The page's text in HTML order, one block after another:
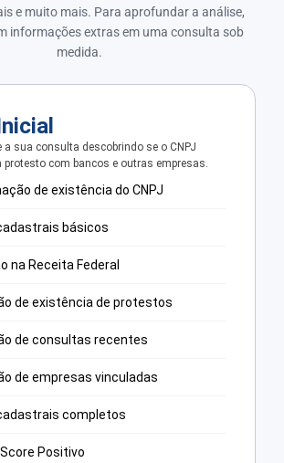
e muito mais. Para aprofundar a análise,
informações extras em uma consulta sob
medida.
a sua consulta descobrindo se o CNPJ
com bancos e outras empresas.
de existência do CNPJ
básicos
na Receita Federal
de existência de protestos
de consultas recentes
de empresas vinculadas
completos
Positivo